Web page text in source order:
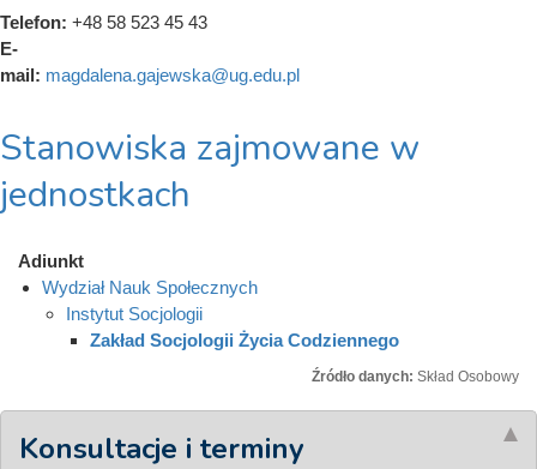
Telefon: +48 58 523 45 43
E-
mail: magdalena.gajewska@ug.edu.pl
Stanowiska zajmowane w
jednostkach
Adiunkt
Wydział Nauk Społecznych
Instytut Socjologii
Zakład Socjologii Życia Codziennego
Źródło danych: Skład Osobowy
Konsultacje i terminy